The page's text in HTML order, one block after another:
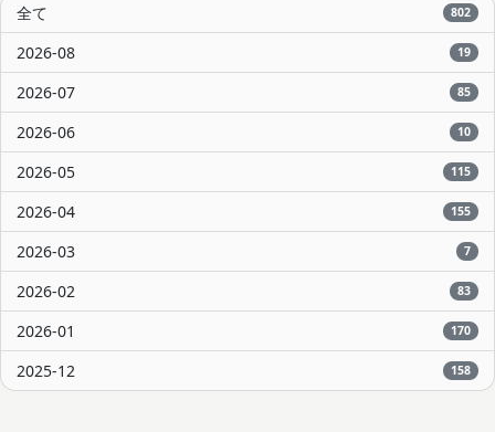
全て 802
2026-08 19
2026-07 85
2026-06 10
2026-05 115
2026-04 155
2026-03 7
2026-02 83
2026-01 170
2025-12 158